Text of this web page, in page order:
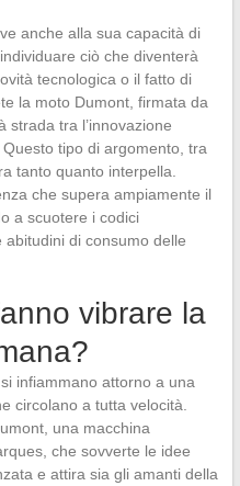
anche alla sua capacità di
ciò che diventerà
tecnologica o il fatto di
la moto Dumont, firmata da
strada tra l’innovazione
tipo di argomento, tra
tanto quanto interpella.
che supera ampiamente il
a scuotere i codici
abitudini di consumo delle
vibrare la
infiammano attorno a una
circolano a tutta velocità.
una macchina
che sovverte le idee
e attira sia gli amanti della